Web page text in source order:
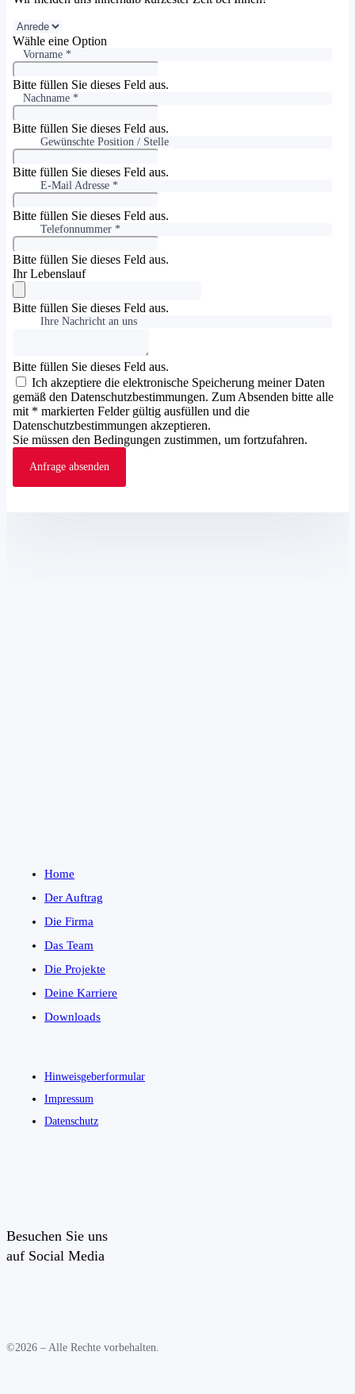
Wähle eine Option
Vorname *
Bitte füllen Sie dieses Feld aus.
Nachname *
Bitte füllen Sie dieses Feld aus.
Gewünschte Position / Stelle
Bitte füllen Sie dieses Feld aus.
E-Mail Adresse *
Bitte füllen Sie dieses Feld aus.
Telefonnummer *
Bitte füllen Sie dieses Feld aus.
Ihr Lebenslauf
Bitte füllen Sie dieses Feld aus.
Ihre Nachricht an uns
Bitte füllen Sie dieses Feld aus.
Ich akzeptiere die elektronische Speicherung meiner Daten
gemäß den Datenschutzbestimmungen. Zum Absenden bitte alle
mit * markierten Felder gültig ausfüllen und die
Datenschutzbestimmungen akzeptieren.
Sie müssen den Bedingungen zustimmen, um fortzufahren.
Anfrage absenden
Home
Der Auftrag
Die Firma
Das Team
Die Projekte
Deine Karriere
Downloads
Hinweisgeberformular
Impressum
Datenschutz
Besuchen Sie uns
auf Social Media
©2026 – Alle Rechte vorbehalten.